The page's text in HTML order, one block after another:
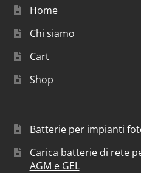
Home
Chi siamo
Cart
Shop
Batterie per impianti
Carica batterie di rete
AGM e GEL